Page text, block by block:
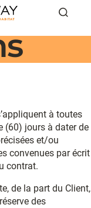
des
à toutes
(60) jours à dater de
et/ou
convenues par écrit
contrat.
de la part du Client,
des